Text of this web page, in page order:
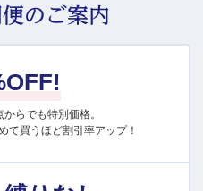
のご案内
らでも特別価格。
て買うほど割引率アップ！